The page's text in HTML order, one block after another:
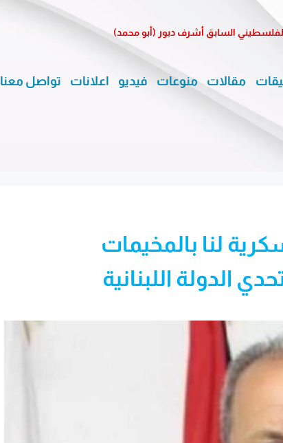
السابق أشرف دبور (أبو محمد)
مقالات منوعات فيديو اعلانات تواصل معنا
لنا بالمخيمات
الدولة اللبنانية